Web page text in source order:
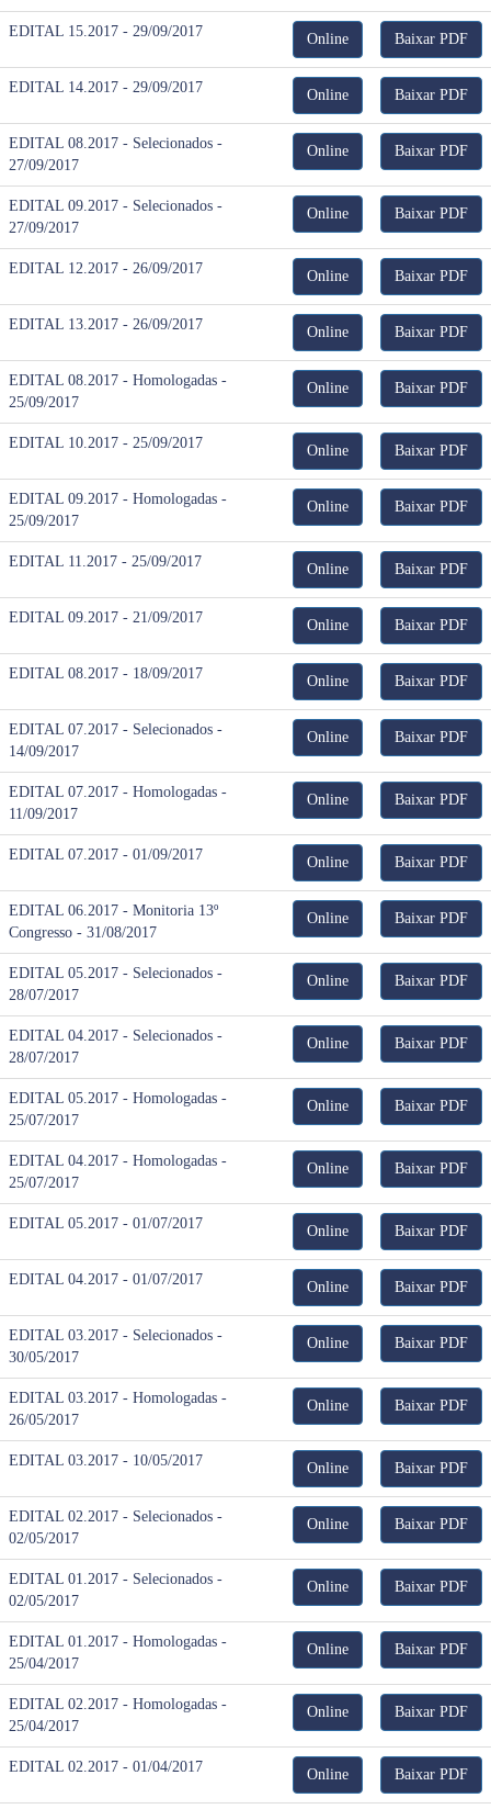
EDITAL 15.2017 - 29/09/2017 Online Baixar PDF
EDITAL 14.2017 - 29/09/2017 Online Baixar PDF
EDITAL 08.2017 - Selecionados -
27/09/2017
Online Baixar PDF
EDITAL 09.2017 - Selecionados -
27/09/2017
Online Baixar PDF
EDITAL 12.2017 - 26/09/2017 Online Baixar PDF
EDITAL 13.2017 - 26/09/2017 Online Baixar PDF
EDITAL 08.2017 - Homologadas -
25/09/2017
Online Baixar PDF
EDITAL 10.2017 - 25/09/2017 Online Baixar PDF
EDITAL 09.2017 - Homologadas -
25/09/2017
Online Baixar PDF
EDITAL 11.2017 - 25/09/2017 Online Baixar PDF
EDITAL 09.2017 - 21/09/2017 Online Baixar PDF
EDITAL 08.2017 - 18/09/2017 Online Baixar PDF
EDITAL 07.2017 - Selecionados -
14/09/2017
Online Baixar PDF
EDITAL 07.2017 - Homologadas -
11/09/2017
Online Baixar PDF
EDITAL 07.2017 - 01/09/2017 Online Baixar PDF
EDITAL 06.2017 - Monitoria 13º
Congresso - 31/08/2017
Online Baixar PDF
EDITAL 05.2017 - Selecionados -
28/07/2017
Online Baixar PDF
EDITAL 04.2017 - Selecionados -
28/07/2017
Online Baixar PDF
EDITAL 05.2017 - Homologadas -
25/07/2017
Online Baixar PDF
EDITAL 04.2017 - Homologadas -
25/07/2017
Online Baixar PDF
EDITAL 05.2017 - 01/07/2017 Online Baixar PDF
EDITAL 04.2017 - 01/07/2017 Online Baixar PDF
EDITAL 03.2017 - Selecionados -
30/05/2017
Online Baixar PDF
EDITAL 03.2017 - Homologadas -
26/05/2017
Online Baixar PDF
EDITAL 03.2017 - 10/05/2017 Online Baixar PDF
EDITAL 02.2017 - Selecionados -
02/05/2017
Online Baixar PDF
EDITAL 01.2017 - Selecionados -
02/05/2017
Online Baixar PDF
EDITAL 01.2017 - Homologadas -
25/04/2017
Online Baixar PDF
EDITAL 02.2017 - Homologadas -
25/04/2017
Online Baixar PDF
EDITAL 02.2017 - 01/04/2017 Online Baixar PDF